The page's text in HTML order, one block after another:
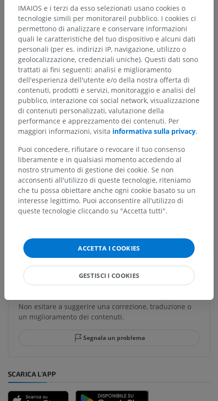
Corpo umano> Apparati muscoloscheletrici>
Sistema muscolare>
Sistema muscolare dell'arto superiore>
Muscoli dell'arto superiore>
Compartimento posteriore dell'avambraccio>
Parte superficiale del compartimento posteriore
dell'avambraccio
Strutture sottostanti:
Muscolo brachioradiale
Muscolo estensore radiale lungo del carpo
Tendine estensore comune
Muscolo estensore radiale breve del carpo
Muscolo estensore comune delle dita
Muscolo estensore del mignolo
Muscolo estensore ulnare del carpo
Muscolo anconeo
Traduzioni
Non esitare a suggerire una correzione, traduzione o
un miglioramento dei contenuti.
Segnala un problema
SCARICA L'APP
IMAIOS e i terzi da esso selezionati usano cookies o
tecnologie simili per monitorareil pubblico. I cookies ci
permettono di analizzare e conservare informazioni
quali le caratteristiche del tuo dispositivo e alcuni dati
personali (per es. indirizzi IP, navigazione, utilizzo o
geolocalizzazione, credenziali uniche). Questi dati sono
trattati ai fini seguenti: analisi e miglioramento
dell'esperienza dell'utente e/o della nostra offerta di
contenuti, prodotti e servizi, monitoraggio e analisi del
pubblico, interazione coi social network, visualizzazione
di contenuti personalizzati, valutazione della
performance e apprezzamento dei contenuti. Per
maggiori informazioni, visita informativa sulla privacy.
Puoi concedere, rifiutare o revocare il tuo consenso
liberamente e in qualsiasi momento accedendo al
nostro strumento di gestione dei cookie. Se non
acconsenti all'utilizzo di queste tecnologie, riteniamo
che tu possa obiettare anche ogni cookie basato su un
interesse legittimo. Puoi acconsentire all'utilizzo di
queste tecnologie cliccando su "Accetta tutti".
ACCETTA I COOKIES
GESTISCI I COOKIES